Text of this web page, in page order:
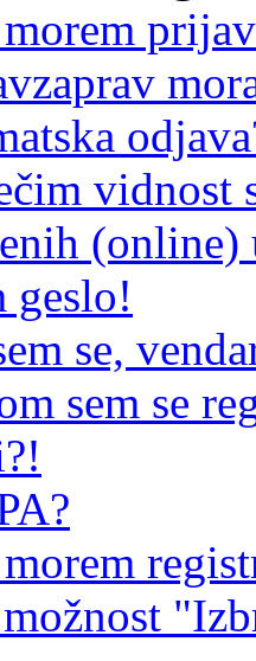
morem
vidnost
(online)
geslo!
se,
sem se